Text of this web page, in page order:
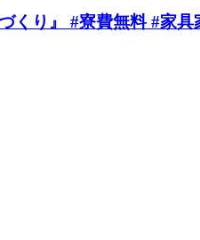
り』 #寮費無料 #家